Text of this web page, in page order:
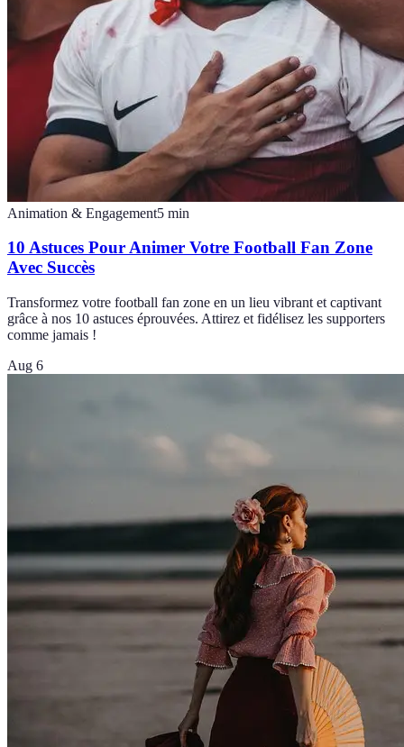
Animation & Engagement5 min
10 Astuces Pour Animer Votre Football Fan Zone
Avec Succès
Transformez votre football fan zone en un lieu vibrant et captivant
grâce à nos 10 astuces éprouvées. Attirez et fidélisez les supporters
comme jamais !
Aug 6